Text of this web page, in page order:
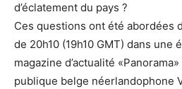
d’éclatement du pays ?
Ces questions ont été abordées
de 20h10 (19h10 GMT) dans une
magazine d’actualité
publique belge néerlandophone